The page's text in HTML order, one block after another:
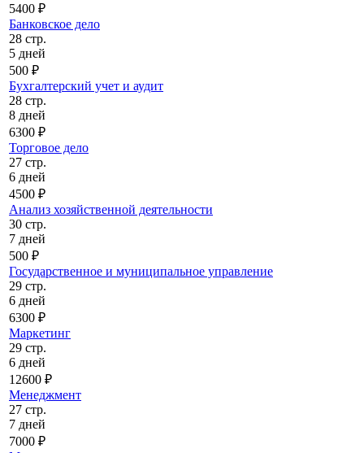
5400 ₽
Банковское дело
28 стр.
5 дней
500 ₽
Бухгалтерский учет и аудит
28 стр.
8 дней
6300 ₽
Торговое дело
27 стр.
6 дней
4500 ₽
Анализ хозяйственной деятельности
30 стр.
7 дней
500 ₽
Государственное и муниципальное управление
29 стр.
6 дней
6300 ₽
Маркетинг
29 стр.
6 дней
12600 ₽
Менеджмент
27 стр.
7 дней
7000 ₽